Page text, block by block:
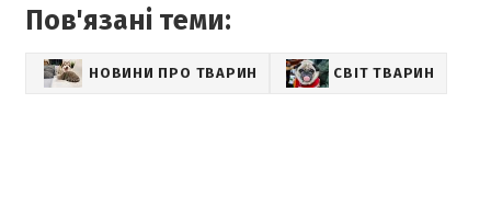
Пов'язані теми:
НОВИНИ ПРО ТВАРИН СВІТ ТВАРИН